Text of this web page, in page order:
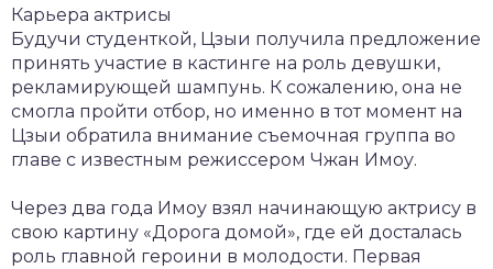
Карьера актрисы
Будучи студенткой, Цзыи получила предложение
принять участие в кастинге на роль девушки,
рекламирующей шампунь. К сожалению, она не
смогла пройти отбор, но именно в тот момент на
Цзыи обратила внимание съемочная группа во
главе с известным режиссером Чжан Имоу.
Через два года Имоу взял начинающую актрису в
свою картину «Дорога домой», где ей досталась
роль главной героини в молодости. Первая